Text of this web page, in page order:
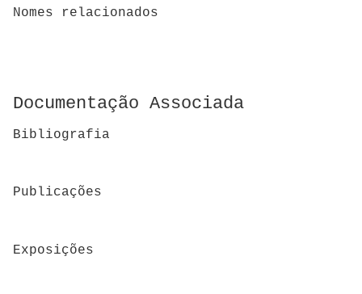
Nomes relacionados
Documentação Associada
Bibliografia
Publicações
Exposições